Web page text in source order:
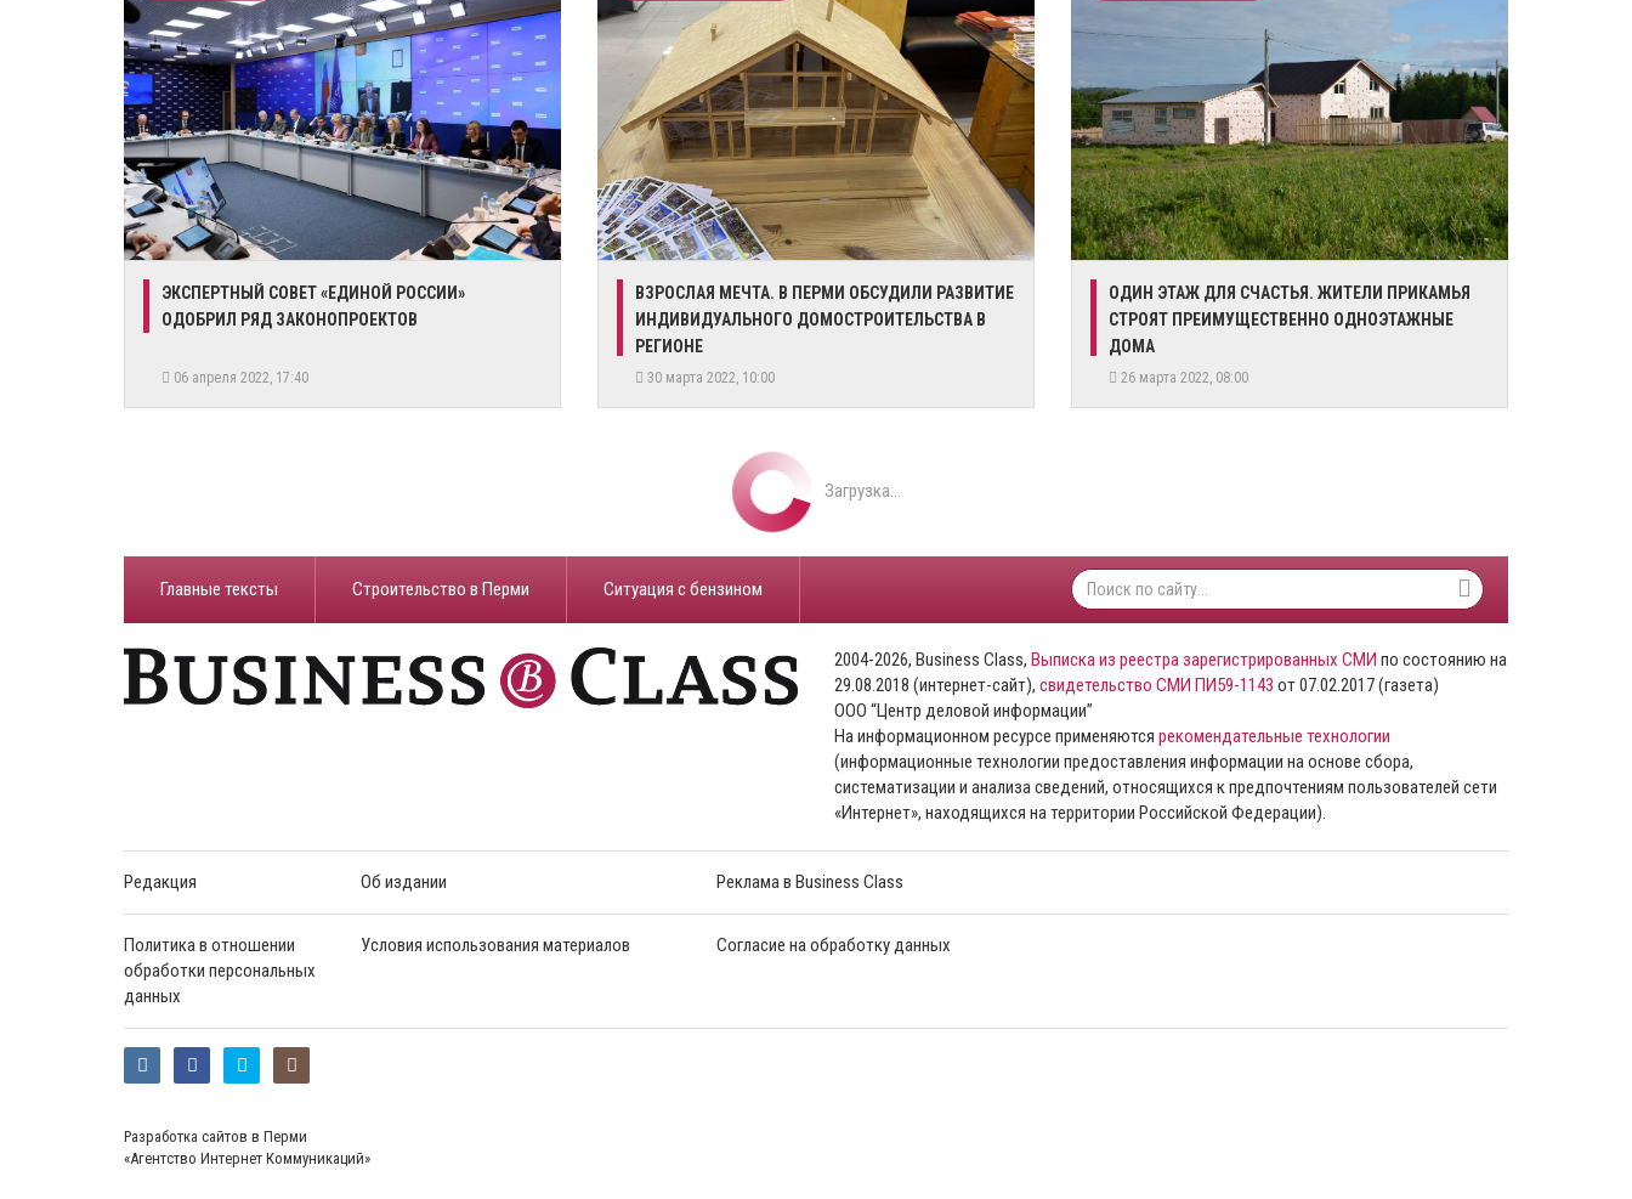
ЭКСПЕРТНЫЙ СОВЕТ «ЕДИНОЙ РОССИИ»
ОДОБРИЛ РЯД ЗАКОНОПРОЕКТОВ
06 апреля 2022, 17:40
ВЗРОСЛАЯ МЕЧТА. В ПЕРМИ ОБСУДИЛИ РАЗВИТИЕ
ИНДИВИДУАЛЬНОГО ДОМОСТРОИТЕЛЬСТВА В
РЕГИОНЕ
30 марта 2022, 10:00
​ОДИН ЭТАЖ ДЛЯ СЧАСТЬЯ. ЖИТЕЛИ ПРИКАМЬЯ
СТРОЯТ ПРЕИМУЩЕСТВЕННО ОДНОЭТАЖНЫЕ
ДОМА
26 марта 2022, 08:00
Загрузка...
Главные тексты Строительство в Перми ​Ситуация с бензином
2004-2026, Business Class, Выписка из реестра зарегистрированных СМИ по состоянию на
29.08.2018 (интернет-сайт), свидетельство СМИ ПИ59-1143 от 07.02.2017 (газета)
ООО “Центр деловой информации”
На информационном ресурсе применяются рекомендательные технологии
(информационные технологии предоставления информации на основе сбора,
систематизации и анализа сведений, относящихся к предпочтениям пользователей сети
«Интернет», находящихся на территории Российской Федерации).
Редакция Об издании Реклама в Business Class
Политика в отношении
обработки персональных
данных
Условия использования материалов Согласие на обработку данных
Разработка сайтов в Перми
«Агентство Интернет Коммуникаций»